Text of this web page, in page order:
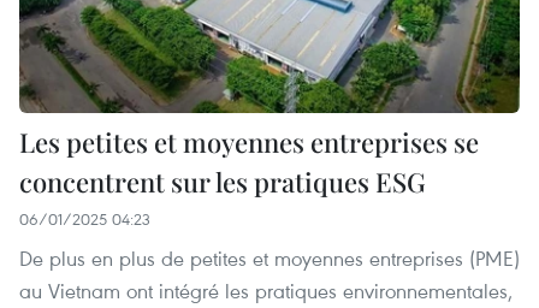
Les petites et moyennes entreprises se
concentrent sur les pratiques ESG
06/01/2025 04:23
De plus en plus de petites et moyennes entreprises (PME)
au Vietnam ont intégré les pratiques environnementales,